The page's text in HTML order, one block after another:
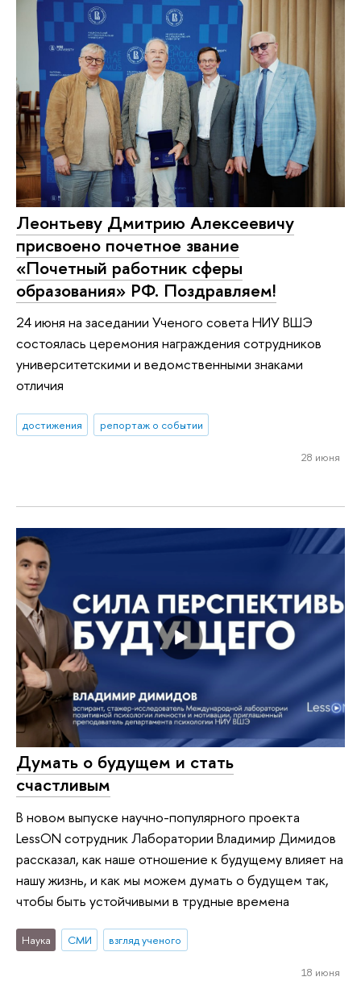
Леонтьеву Дмитрию Алексеевичу
присвоено почетное звание
«Почетный работник сферы
образования» РФ. Поздравляем!
24 июня на заседании Ученого совета НИУ ВШЭ
состоялась церемония награждения сотрудников
университетскими и ведомственными знаками
отличия
достижения репортаж о событии
28 июня
Думать о будущем и стать
счастливым
В новом выпуске научно-популярного проекта
LessON сотрудник Лаборатории Владимир Димидов
рассказал, как наше отношение к будущему влияет на
нашу жизнь, и как мы можем думать о будущем так,
чтобы быть устойчивыми в трудные времена
Наука СМИ взгляд ученого
18 июня